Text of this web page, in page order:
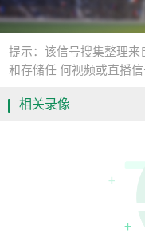
提示：该信号搜集整理
和存储任 何视频或直播
相关录像